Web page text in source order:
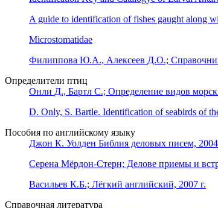
A guide to identification of fishes gaught along
Microstomatidae
Филиппова Ю.А., Алексеев Д.О.;
Определители птиц
Онли Д., Бартл С.; Определение видов
D. Only, S. Bartle. Identification of seabirds of
Пособия по английскому языку
Джон К. Уолден Библия деловых писем, 2004
Серена Мёрдон-Стерн; Делове приемы и
Васильев К.Б.; Лёгкий английский, 2007 г.
Справочная литература